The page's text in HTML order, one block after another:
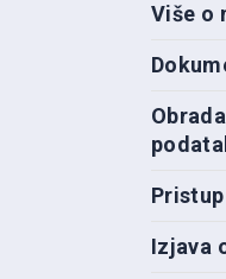
Više o
Izjava